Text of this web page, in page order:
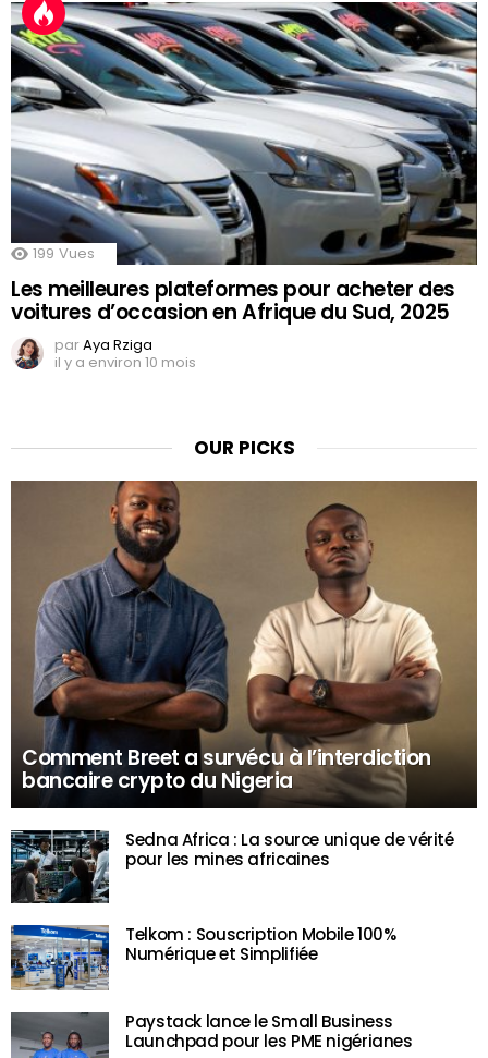
199 Vues
Les meilleures plateformes pour acheter des
voitures d’occasion en Afrique du Sud, 2025
parAya Rziga
il y a environ 10 mois
OUR PICKS
Comment Breet a survécu à l’interdiction
bancaire crypto du Nigeria
Sedna Africa : La source unique de vérité
pour les mines africaines
Telkom : Souscription Mobile 100%
Numérique et Simplifiée
Paystack lance le Small Business
Launchpad pour les PME nigérianes